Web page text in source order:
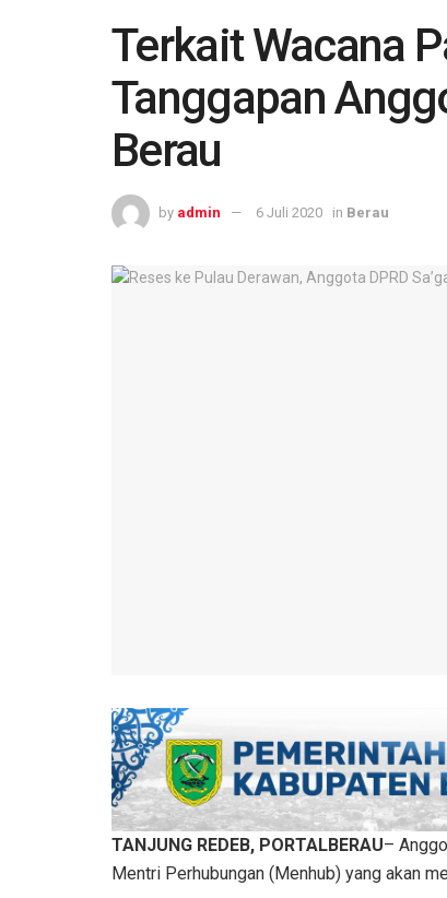
Terkait Wacana
Tanggapan
Berau
by admin 6 Juli 2020 in Berau
TANJUNG REDEB, PORTALBERAU–
Mentri Perhubungan (Menhub) yang akan